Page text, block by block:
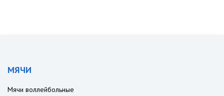
МЯЧИ
Мячи воллейбольные